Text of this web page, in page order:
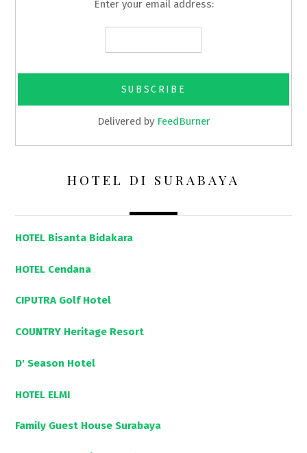
Enter your email address:
Delivered by FeedBurner
HOTEL DI SURABAYA
HOTEL Bisanta Bidakara
HOTEL Cendana
CIPUTRA Golf Hotel
COUNTRY Heritage Resort
D' Season Hotel
HOTEL ELMI
Family Guest House Surabaya